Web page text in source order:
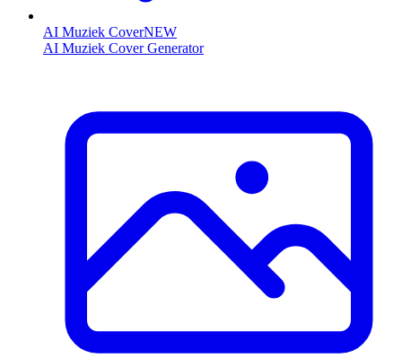
AI Muziek CoverNEW
AI Muziek Cover Generator